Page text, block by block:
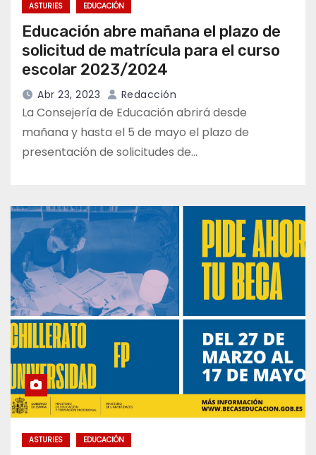
ASTURIES EDUCACIÓN
Educación abre mañana el plazo de
solicitud de matrícula para el curso
escolar 2023/2024
Abr 23, 2023 Redacción
La Consejería de Educación abrirá desde
mañana y hasta el 5 de mayo el plazo de
presentación de solicitudes de…
ASTURIES EDUCACIÓN